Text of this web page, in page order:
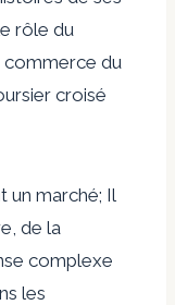
rôle du
du
croisé
un marché; Il
de la
complexe
les